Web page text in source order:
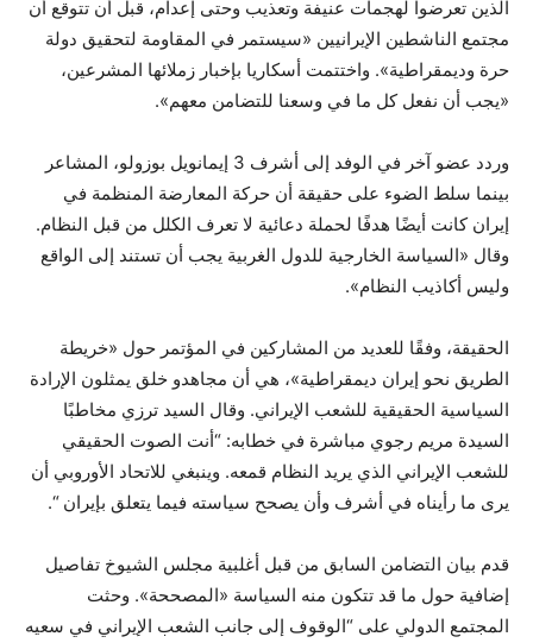
الذين تعرضوا لهجمات عنيفة وتعذيب وحتى إعدام، قبل أن تتوقع أن
مجتمع الناشطين الإيرانيين «سيستمر في المقاومة لتحقيق دولة
حرة وديمقراطية». واختتمت أسكاريا بإخبار زملائها المشرعين،
«يجب أن نفعل كل ما في وسعنا للتضامن معهم».
وردد عضو آخر في الوفد إلى أشرف 3 إيمانويل بوزولو، المشاعر
بينما سلط الضوء على حقيقة أن حركة المعارضة المنظمة في
إيران كانت أيضًا هدفًا لحملة دعائية لا تعرف الكلل من قبل النظام.
وقال «السياسة الخارجية للدول الغربية يجب أن تستند إلى الواقع
وليس أكاذيب النظام».
الحقيقة، وفقًا للعديد من المشاركين في المؤتمر حول «خريطة
الطريق نحو إيران ديمقراطية»، هي أن مجاهدو خلق يمثلون الإرادة
السياسية الحقيقية للشعب الإيراني. وقال السيد ترزي مخاطبًا
السيدة مريم رجوي مباشرة في خطابه: “أنت الصوت الحقيقي
للشعب الإيراني الذي يريد النظام قمعه. وينبغي للاتحاد الأوروبي أن
يرى ما رأيناه في أشرف وأن يصحح سياسته فيما يتعلق بإيران “.
قدم بيان التضامن السابق من قبل أغلبية مجلس الشيوخ تفاصيل
إضافية حول ما قد تتكون منه السياسة «المصححة». وحثت
المجتمع الدولي على “الوقوف إلى جانب الشعب الإيراني في سعيه